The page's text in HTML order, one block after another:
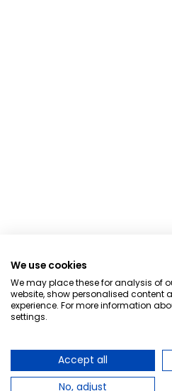
We use cookies
We may place these for analysis of
website, show personalised content
experience. For more information
settings.
Accept all
No, adjust